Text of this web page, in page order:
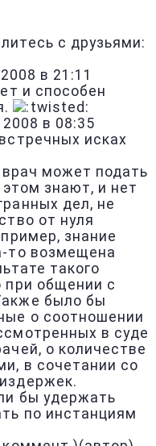
с друзьями:
в 21:11
и способен
в 08:35
исках
может подать
знают, и нет
дел, не
от нуля
знание
то возмещена
такого
при общении с
было бы
о соотношении
в суде
о количестве
в сочетании со
бы удержать
по инстанциям